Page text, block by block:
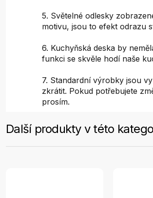
5. Světelné odlesky
motivu, jsou to efekt odrazu
6. Kuchyňská deska by
funkci se skvěle hodí naše
7. Standardní výrobky jsou
zkrátit. Pokud potřebujete
prosím.
Další produkty v této